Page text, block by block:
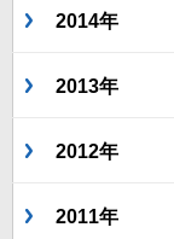
2014年
2013年
2012年
2011年